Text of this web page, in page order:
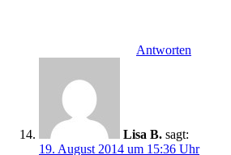
Antworten
Lisa B. sagt:
19. August 2014 um 15:36 Uhr